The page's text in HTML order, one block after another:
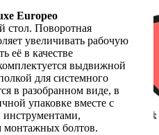
Europeo
стол. Поворотная
увеличивать рабочую
её в качестве
выдвижной
для системного
в разобранном виде, в
упаковке вместе с
монтажных болтов.